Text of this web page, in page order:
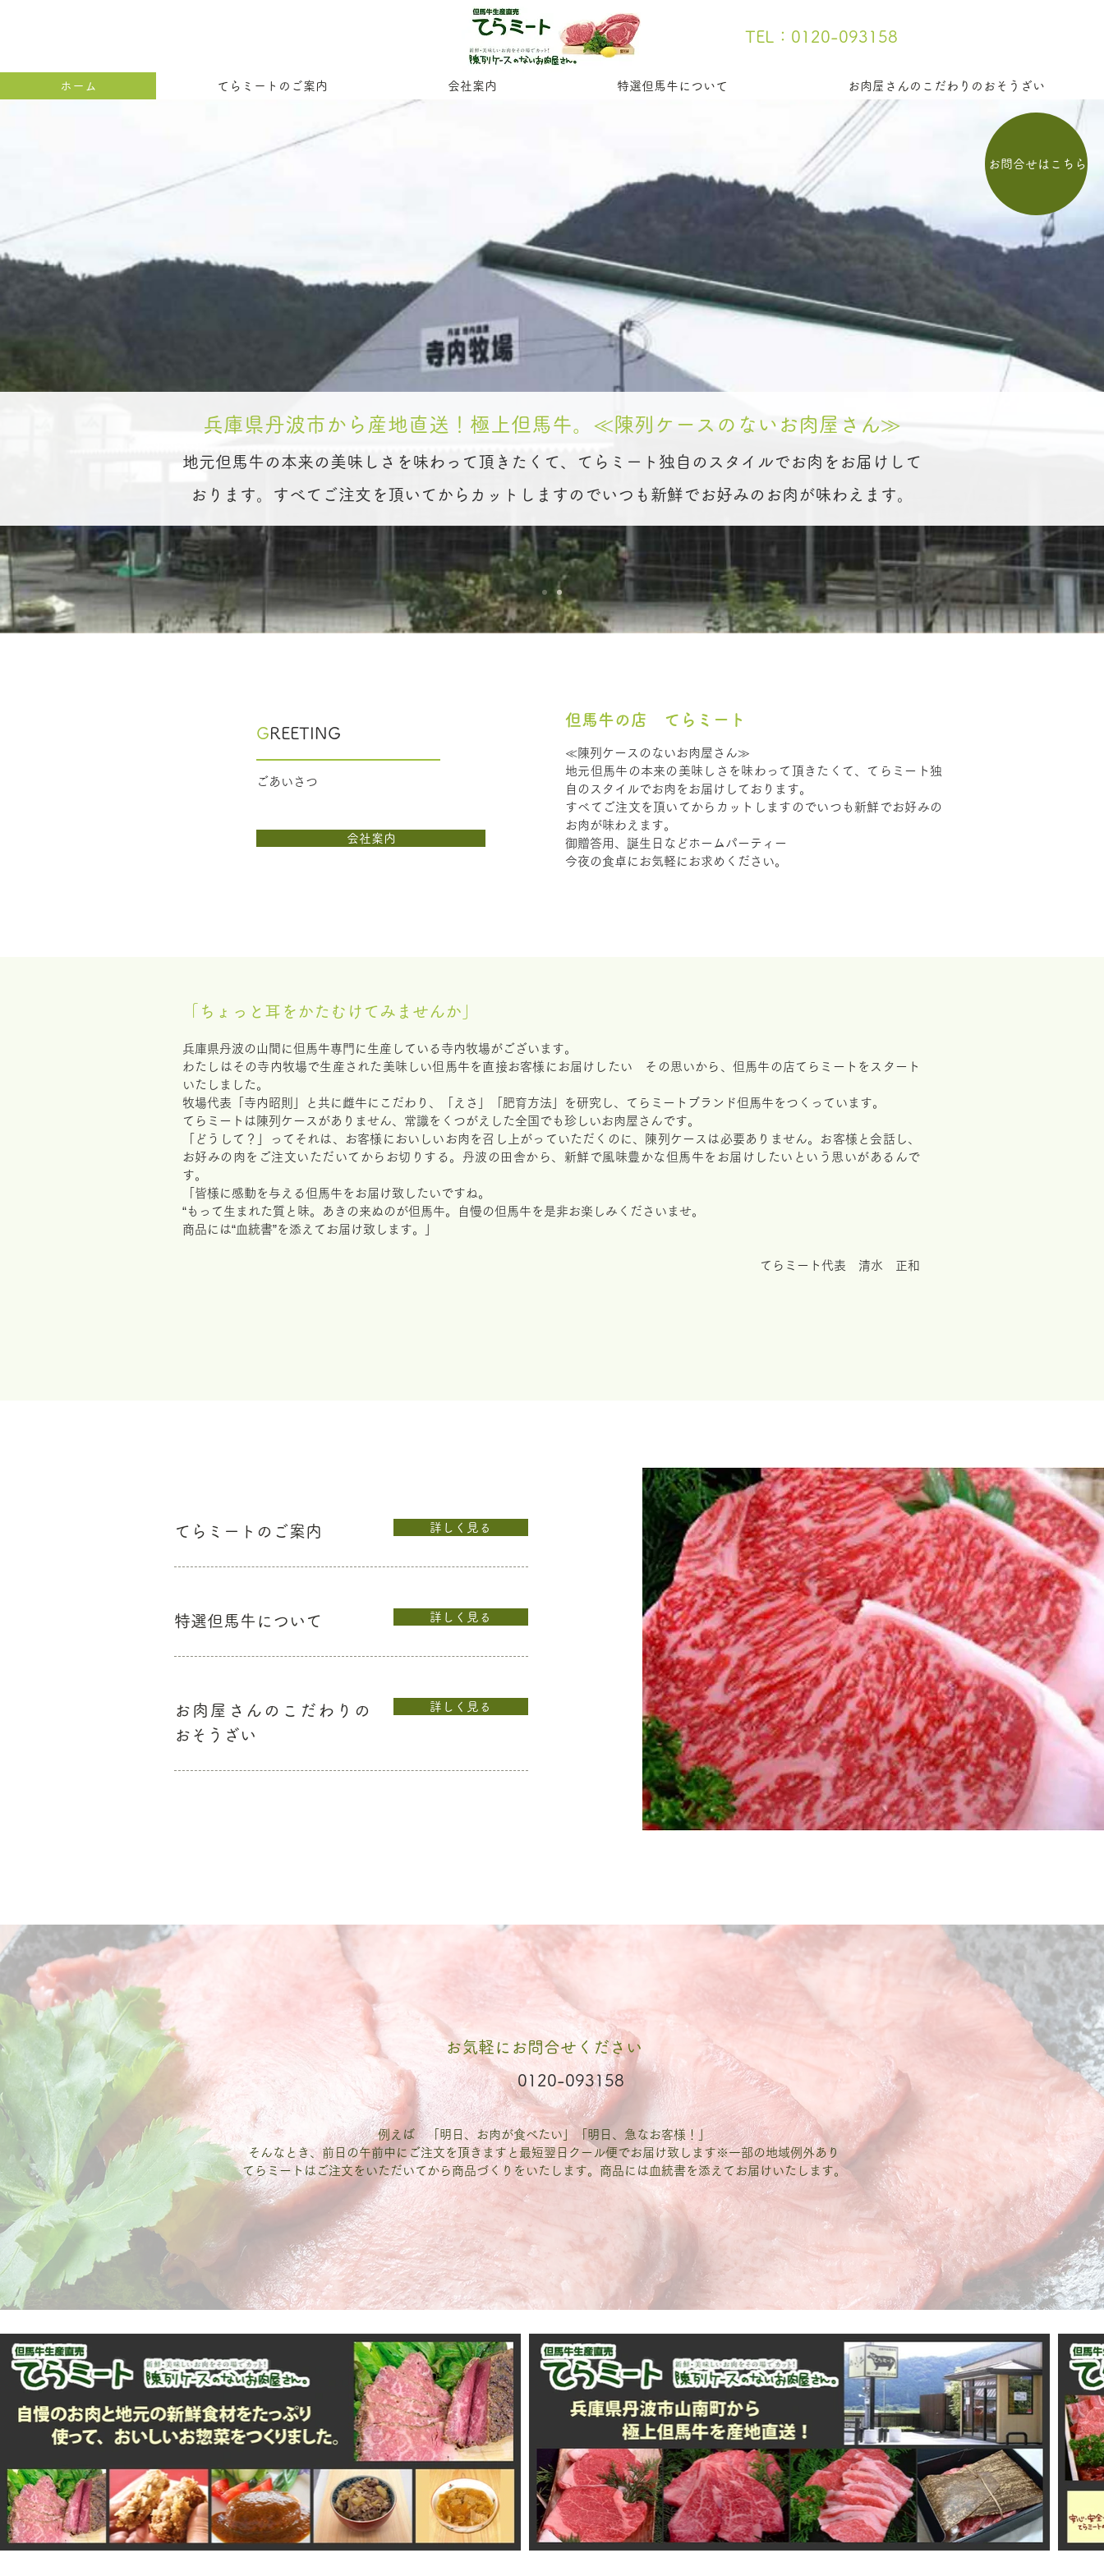
お問合せはこちら
TEL：0120-093158
ホーム てらミートのご案内 会社案内 特選但馬牛について お肉屋さんのこだわりのおそうざい
兵庫県丹波市から産地直送！極上但馬牛。≪陳列ケースのないお肉屋さん≫
地元但馬牛の本来の美味しさを味わって頂きたくて、てらミート独自のスタイルでお肉をお届けして
おります。すべてご注文を頂いてからカットしますのでいつも新鮮でお好みのお肉が味わえます。
​GREETING
ごあいさつ
会社案内
但馬牛の店 てらミート
≪陳列ケースのないお肉屋さん≫
地元但馬牛の本来の美味しさを味わって頂きたくて、てらミート独
自のスタイルでお肉をお届けしております。
すべてご注文を頂いてからカットしますのでいつも新鮮でお好みの
お肉が味わえます。
御贈答用、誕生日などホームパーティー
今夜の食卓にお気軽にお求めください。
「ちょっと耳をかたむけてみませんか」
兵庫県丹波の山間に但馬牛専門に生産している寺内牧場がございます。
わたしはその寺内牧場で生産された美味しい但馬牛を直接お客様にお届けしたい その思いから、但馬牛の店てらミートをスタート
いたしました。
牧場代表「寺内昭則」と共に雌牛にこだわり、「えさ」「肥育方法」を研究し、てらミートブランド但馬牛をつくっています。
てらミートは陳列ケースがありません、常識をくつがえした全国でも珍しいお肉屋さんです。
「どうして？」ってそれは、お客様においしいお肉を召し上がっていただくのに、陳列ケースは必要ありません。お客様と会話し、
お好みの肉をご注文いただいてからお切りする。丹波の田舎から、新鮮で風味豊かな但馬牛をお届けしたいという思いがあるんで
す。
「皆様に感動を与える但馬牛をお届け致したいですね。
“もって生まれた質と味。あきの来ぬのが但馬牛。自慢の但馬牛を是非お楽しみくださいませ。
商品には“血統書”を添えてお届け致します。」
てらミート代表 清水 正和
てらミートのご案内 詳しく見る
特選但馬牛について 詳しく見る
お肉屋さんのこだわりの
おそうざい
詳しく見る
お気軽にお問合せください
0120-093158
例えば 「明日、お肉が食べたい」「明日、急なお客様！」
そんなとき、前日の午前中にご注文を頂きますと最短翌日クール便でお届け致します※一部の地域例外あり
てらミートはご注文をいただいてから商品づくりをいたします。商品には血統書を添えてお届けいたします。